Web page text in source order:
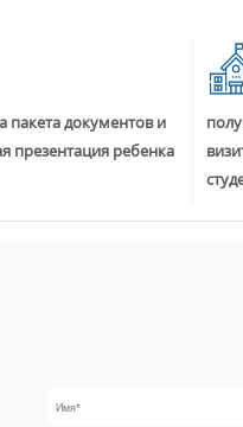
пакета документов и
презентация ребенка